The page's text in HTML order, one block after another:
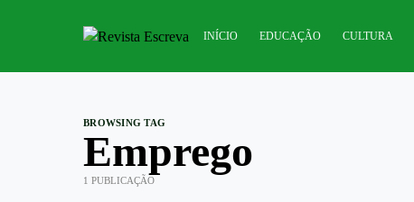
INÍCIO EDUCAÇÃO CULTURA
BROWSING TAG
Emprego
1 PUBLICAÇÃO